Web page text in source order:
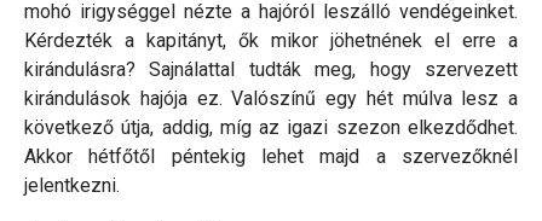
mohó irigységgel nézte a hajóról leszálló vendégeinket.
Kérdezték a kapitányt, ők mikor jöhetnének el erre a
kirándulásra? Sajnálattal tudták meg, hogy szervezett
kirándulások hajója ez. Valószínű egy hét múlva lesz a
következő útja, addig, míg az igazi szezon elkezdődhet.
Akkor hétfőtől péntekig lehet majd a szervezőknél
jelentkezni.